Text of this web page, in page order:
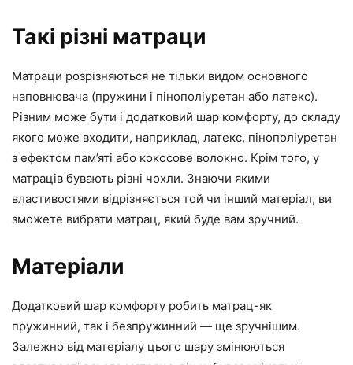
Такі різні матраци
Матраци розрізняються не тільки видом основного
наповнювача (пружини і пінополіуретан або латекс).
Різним може бути і додатковий шар комфорту, до складу
якого може входити, наприклад, латекс, пінополіуретан
з ефектом пам’яті або кокосове волокно. Крім того, у
матраців бувають різні чохли. Знаючи якими
властивостями відрізняється той чи інший матеріал, ви
зможете вибрати матрац, який буде вам зручний.
Матеріали
Додатковий шар комфорту робить матрац-як
пружинний, так і безпружинний — ще зручнішим.
Залежно від матеріалу цього шару змінюються